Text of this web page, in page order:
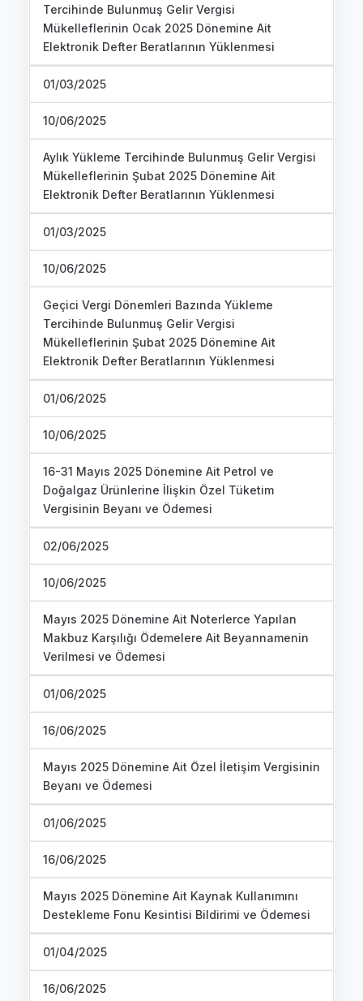
Tercihinde Bulunmuş Gelir Vergisi
Mükelleflerinin Ocak 2025 Dönemine Ait
Elektronik Defter Beratlarının Yüklenmesi
01/03/2025
10/06/2025
Aylık Yükleme Tercihinde Bulunmuş Gelir Vergisi
Mükelleflerinin Şubat 2025 Dönemine Ait
Elektronik Defter Beratlarının Yüklenmesi
01/03/2025
10/06/2025
Geçici Vergi Dönemleri Bazında Yükleme
Tercihinde Bulunmuş Gelir Vergisi
Mükelleflerinin Şubat 2025 Dönemine Ait
Elektronik Defter Beratlarının Yüklenmesi
01/06/2025
10/06/2025
16-31 Mayıs 2025 Dönemine Ait Petrol ve
Doğalgaz Ürünlerine İlişkin Özel Tüketim
Vergisinin Beyanı ve Ödemesi
02/06/2025
10/06/2025
Mayıs 2025 Dönemine Ait Noterlerce Yapılan
Makbuz Karşılığı Ödemelere Ait Beyannamenin
Verilmesi ve Ödemesi
01/06/2025
16/06/2025
Mayıs 2025 Dönemine Ait Özel İletişim Vergisinin
Beyanı ve Ödemesi
01/06/2025
16/06/2025
Mayıs 2025 Dönemine Ait Kaynak Kullanımını
Destekleme Fonu Kesintisi Bildirimi ve Ödemesi
01/04/2025
16/06/2025